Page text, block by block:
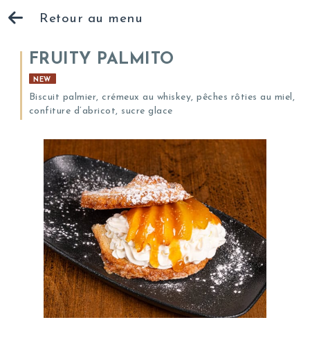
Retour au menu
FRUITY PALMITO
NEW
Biscuit palmier, crémeux au whiskey, pêches rôties au miel,
confiture d’abricot, sucre glace